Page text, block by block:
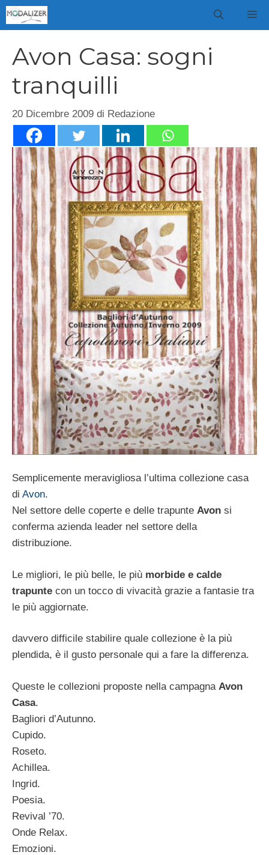
Vai
al
Avon Casa: sogni
tranquilli
20 Dicembre 2009 di Redazione
Semplicemente meravigliosa l’ultima collezione casa
di Avon.
Nel settore delle coperte e delle trapunte Avon si
conferma azienda leader nel settore della
distribuzione.
Le migliori, le più belle, le più morbide e calde
trapunte con un tocco di vivacità grazie a fantasie tra
le più aggiornate.
davvero difficile stabilire quale collezione è la più
plendida, è il gusto personale qui a fare la differenza.
Queste le collezioni proposte nella campagna Avon
Casa.
Bagliori d’Autunno.
Cupido.
Roseto.
Achillea.
Ingrid.
Poesia.
Revival ’70.
Onde Relax.
Emozioni.